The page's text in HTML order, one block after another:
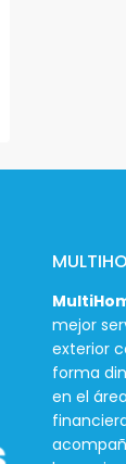
mejor
exterior
forma
en el